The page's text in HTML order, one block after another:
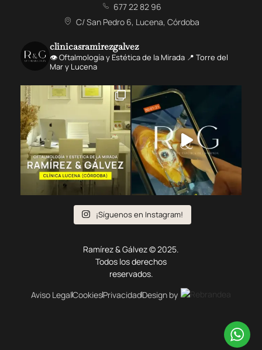
677 22 82 96
C/ San Pedro 6, Lucena, Córdoba
clinicasramirezgalvez
👁️ Oftalmología y Estética de la Mirada 📍 Torre del
Mar y Lucena
¡Síguenos en Instagram!
Ramírez & Gálvez © 2025.
Todos los derechos
reservados.
Aviso LegalCookiesPrivacidadDesign by